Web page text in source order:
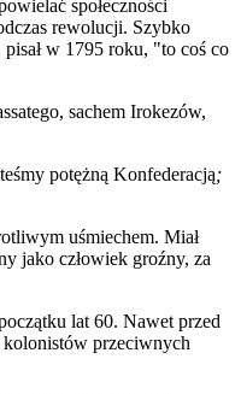
społeczności
rewolucji. Szybko
w 1795 roku, "to coś co
sachem Irokezów,
potężną Konfederacją;
uśmiechem. Miał
y jako człowiek groźny, za
lat 60. Nawet przed
kolonistów przeciwnych